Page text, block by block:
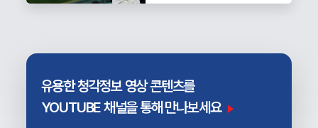
유용한 청각정보영상 콘텐츠를
YOUTUBE 채널을 통해 만나보세요